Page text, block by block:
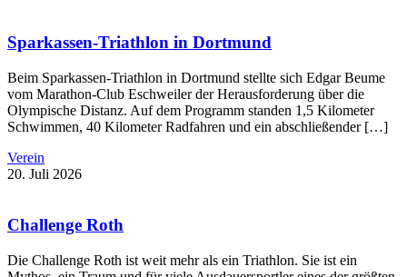
Sparkassen-Triathlon in Dortmund
Beim Sparkassen-Triathlon in Dortmund stellte sich Edgar Beume
vom Marathon-Club Eschweiler der Herausforderung über die
Olympische Distanz. Auf dem Programm standen 1,5 Kilometer
Schwimmen, 40 Kilometer Radfahren und ein abschließender […]
Verein
20. Juli 2026
Challenge Roth
Die Challenge Roth ist weit mehr als ein Triathlon. Sie ist ein